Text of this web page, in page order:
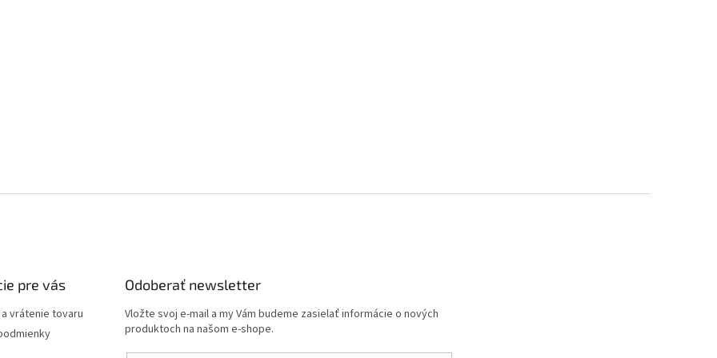
pre vás
vrátenie tovaru
Odoberať newsletter
Vložte svoj e-mail a my Vám budeme zasielať informácie o nových
produktoch na našom e-shope.